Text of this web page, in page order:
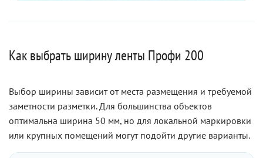
Как выбрать ширину ленты Профи 200
Выбор ширины зависит от места размещения и требуемой
заметности разметки. Для большинства объектов
оптимальна ширина 50 мм, но для локальной маркировки
или крупных помещений могут подойти другие варианты.